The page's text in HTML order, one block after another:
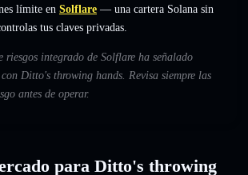
límite en Solflare — una cartera Solana sin
tus claves privadas.
riesgos integrado de Solflare ha señalado
Ditto's throwing hands. Revisa siempre las
antes de operar.
para Ditto's throwing